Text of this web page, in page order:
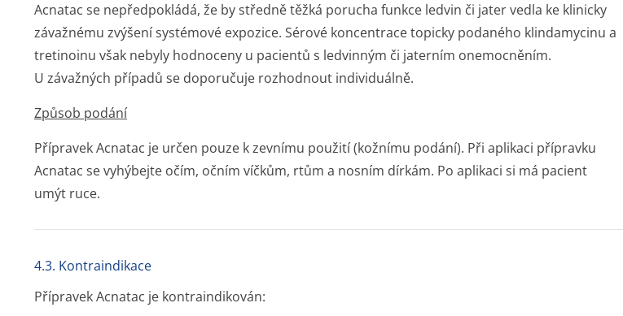
Acnatac se nepředpokládá, že by středně těžká porucha funkce ledvin či jater vedla ke klinicky
závažnému zvýšení systémové expozice. Sérové koncentrace topicky podaného klindamycinu a
tretinoinu však nebyly hodnoceny u pacientů s ledvinným či jaterním onemocněním.
U závažných případů se doporučuje rozhodnout individuálně.
Způsob podání
Přípravek Acnatac je určen pouze k zevnímu použití (kožnímu podání). Při aplikaci přípravku
Acnatac se vyhýbejte očím, očním víčkům, rtům a nosním dírkám. Po aplikaci si má pacient
umýt ruce.
4.3. Kontraindikace
Přípravek Acnatac je kontraindikován: